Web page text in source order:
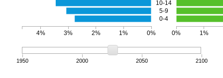
0-4
5-9
10-14
0%
1%
2%
3%
4% 0% 1%
1950 2000 2050 2100